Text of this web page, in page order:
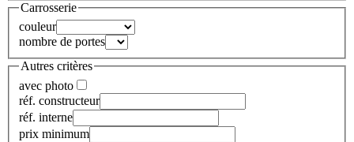
Carrosserie
couleur
nombre de portes
Autres critères
avec photo
réf. constructeur
réf. interne
prix minimum